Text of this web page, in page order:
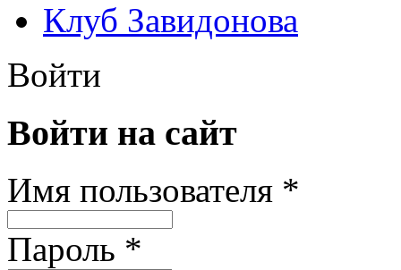
Клуб Завидонова
Войти
Войти на сайт
Имя пользователя *
Пароль *